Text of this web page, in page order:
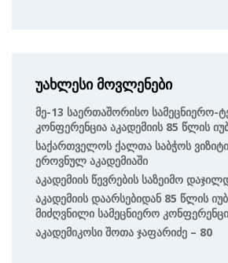
უახლესი მოვლენები
Მე-13 Საერთაშორისო Სამეცნიერო-
Კონფერენცია Აკადემიის 85 Წლის
Საქართველოს Ქალთა Საბჭოს
Ეროვნულ Აკადემიაში
Აკადემიის Წევრების Საზეიმო
Აკადემიის Დაარსებიდან 85 Წლის
Მიძღვნილი Სამეცნიერო
Აკადემიკოსი Შოთა Ჯაფარიძე – 80